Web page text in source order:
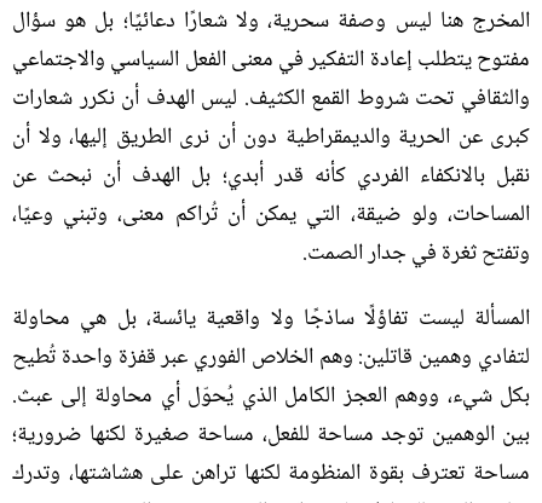
المخرج هنا ليس وصفة سحرية، ولا شعارًا دعائيًا؛ بل هو سؤال
مفتوح يتطلب إعادة التفكير في معنى الفعل السياسي والاجتماعي
والثقافي تحت شروط القمع الكثيف. ليس الهدف أن نكرر شعارات
كبرى عن الحرية والديمقراطية دون أن نرى الطريق إليها، ولا أن
نقبل بالانكفاء الفردي كأنه قدر أبدي؛ بل الهدف أن نبحث عن
المساحات، ولو ضيقة، التي يمكن أن تُراكم معنى، وتبني وعيًا،
وتفتح ثغرة في جدار الصمت.
المسألة ليست تفاؤلًا ساذجًا ولا واقعية يائسة، بل هي محاولة
لتفادي وهمين قاتلين:وهم الخلاص الفوري عبر قفزة واحدة تُطيح
بكل شيء، ووهم العجز الكامل الذي يُحوّل أي محاولة إلى عبث.
بين الوهمين توجد مساحة للفعل، مساحة صغيرة لكنها ضرورية؛
مساحة تعترف بقوة المنظومة لكنها تراهن على هشاشتها، وتدرك